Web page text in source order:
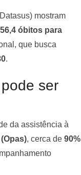
mostram
56,4 óbitos para
que busca
.
ser
da assistência à
, cerca de 90%